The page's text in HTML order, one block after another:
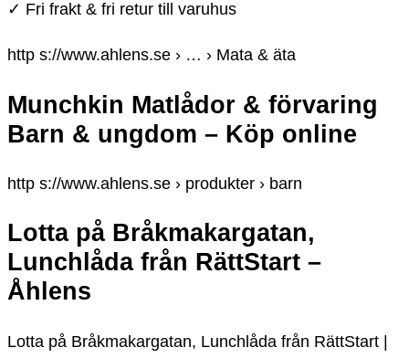
✓ Fri frakt & fri retur till varuhus
http s://www.ahlens.se › … › Mata & äta
Munchkin Matlådor & förvaring
Barn & ungdom – Köp online
http s://www.ahlens.se › produkter › barn
Lotta på Bråkmakargatan,
Lunchlåda från RättStart –
Åhlens
Lotta på Bråkmakargatan, Lunchlåda från RättStart |